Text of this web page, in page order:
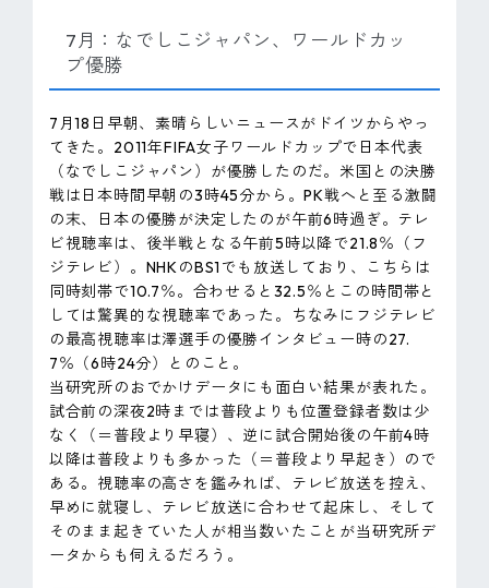
7月：なでしこジャパン、ワールドカッ
プ優勝
7月18日早朝、素晴らしいニュースがドイツからやっ
てきた。2011年FIFA女子ワールドカップで日本代表
（なでしこジャパン）が優勝したのだ。米国との決勝
戦は日本時間早朝の3時45分から。PK戦へと至る激闘
の末、日本の優勝が決定したのが午前6時過ぎ。テレ
ビ視聴率は、後半戦となる午前5時以降で21.8％（フ
ジテレビ）。NHKのBS1でも放送しており、こちらは
同時刻帯で10.7％。合わせると32.5％とこの時間帯と
しては驚異的な視聴率であった。ちなみにフジテレビ
の最高視聴率は澤選手の優勝インタビュー時の27.
7％（6時24分）とのこと。
当研究所のおでかけデータにも面白い結果が表れた。
試合前の深夜2時までは普段よりも位置登録者数は少
なく（＝普段より早寝）、逆に試合開始後の午前4時
以降は普段よりも多かった（＝普段より早起き）ので
ある。視聴率の高さを鑑みれば、テレビ放送を控え、
早めに就寝し、テレビ放送に合わせて起床し、そして
そのまま起きていた人が相当数いたことが当研究所デ
ータからも伺えるだろう。